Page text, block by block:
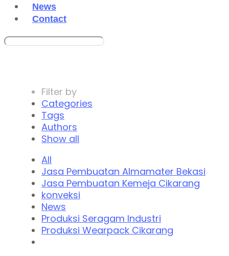
News
Contact
Filter by
Categories
Tags
Authors
Show all
All
Jasa Pembuatan Almamater Bekasi
Jasa Pembuatan Kemeja Cikarang
konveksi
News
Produksi Seragam Industri
Produksi Wearpack Cikarang